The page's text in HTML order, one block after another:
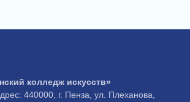
колледж искусств»
440000, г. Пенза, ул. Плеханова,